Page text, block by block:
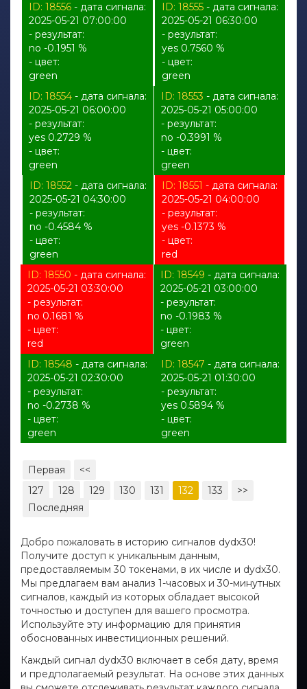
ID: 18556 - дата сигнала:
2025-05-21 07:00:00
- результат:
no -0.1951 %
- цвет:
green
ID: 18555- дата сигнала:
2025-05-21 06:30:00
- результат:
yes 0.7560 %
- цвет:
green
ID: 18554- дата сигнала:
2025-05-21 06:00:00
- результат:
yes 0.2729 %
- цвет:
green
ID: 18553 - дата сигнала:
2025-05-21 05:00:00
- результат:
no -0.3991 %
- цвет:
green
ID: 18552- дата сигнала:
2025-05-21 04:30:00
- результат:
no -0.4584 %
- цвет:
green
ID: 18551 - дата сигнала:
2025-05-21 04:00:00
- результат:
yes -0.1373 %
- цвет:
red
ID: 18550 - дата сигнала:
2025-05-21 03:30:00
- результат:
no 0.1681 %
- цвет:
red
ID: 18549 - дата сигнала:
2025-05-21 03:00:00
- результат:
no -0.1983 %
- цвет:
green
ID: 18548 - дата сигнала:
2025-05-21 02:30:00
- результат:
no -0.2738 %
- цвет:
green
ID: 18547 - дата сигнала:
2025-05-21 01:30:00
- результат:
yes 0.5894 %
- цвет:
green
Первая
<<
127
128 129 130 131 132 133
>>
Последняя
Добро пожаловать в историю сигналов dydx30!
Получите доступ к уникальным данным,
предоставляемым 30 токенами, в их числе и dydx30.
Мы предлагаем вам анализ 1-часовых и 30-минутных
сигналов, каждый из которых обладает высокой
точностью и доступен для вашего просмотра.
Используйте эту информацию для принятия
обоснованных инвестиционных решений.
Каждый сигнал dydx30 включает в себя дату, время
и предполагаемый результат. На основе этих данных